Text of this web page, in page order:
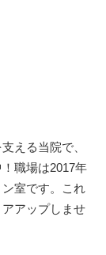
える当院で、
職場は2017年
室です。これ
アップしませ